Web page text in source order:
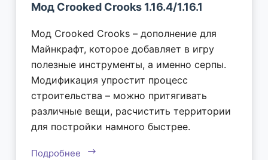
Мод Crooked Crooks 1.16.4/1.16.1
Мод Crooked Crooks – дополнение для
Майнкрафт, которое добавляет в игру
полезные инструменты, а именно серпы.
Модификация упростит процесс
строительства – можно притягивать
различные вещи, расчистить территории
для постройки намного быстрее.
Подробнее